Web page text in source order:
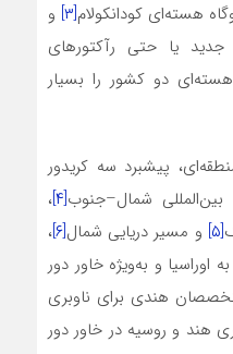
هسته‌ای کودانکولام[۳]
و
یا حتی رآکتورهای
دو کشور را بسیار
پیشبرد سه کریدور
شمال–جنوب[۴] ،
[۵] و مسیر دریایی شمال[۶] ،
و به‌ویژه خاور دور
هندی برای ناوبری
هند و روسیه در خاور دور